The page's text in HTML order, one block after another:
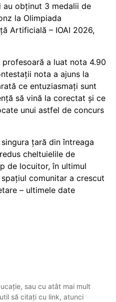
au obținut 3 medalii de
la Olimpiada
Artificială – IOAI 2026,
a luat nota 4.90
nota a ajuns la
ce entuziasmați sunt
să vină la corectat și ce
unui astfel de concurs
țară din întreaga
cheltuielile de
de locuitor, în ultimul
comunitar a crescut
– ultimele date
sau cu atât mai mult
să citați cu link, atunci